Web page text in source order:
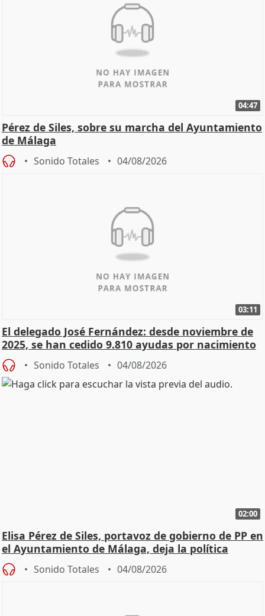
04:47
Pérez de Siles, sobre su marcha del Ayuntamiento
de Málaga
Sonido Totales 04/08/2026
03:11
El delegado José Fernández: desde noviembre de
2025, se han cedido 9.810 ayudas por nacimiento
Sonido Totales 04/08/2026
02:00
Elisa Pérez de Siles, portavoz de gobierno de PP en
el Ayuntamiento de Málaga, deja la política
Sonido Totales 04/08/2026